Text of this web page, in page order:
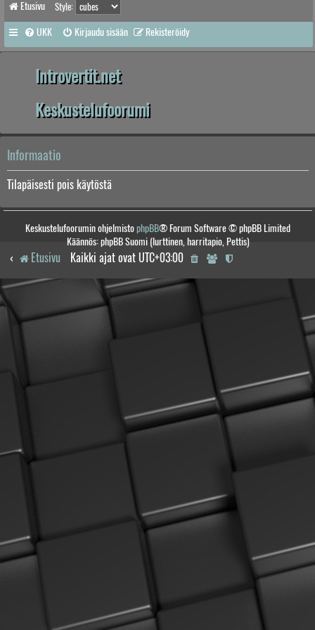
Etusivu Style:
UKK Kirjaudu sisään Rekisteröidy
Introvertit.net
Keskustelufoorumi
Informaatio
Tilapäisesti pois käytöstä
Keskustelufoorumin ohjelmistophpBB® Forum Software © phpBB Limited
Käännös: phpBB Suomi (lurttinen, harritapio, Pettis)
Etusivu Kaikki ajat ovat UTC+03:00